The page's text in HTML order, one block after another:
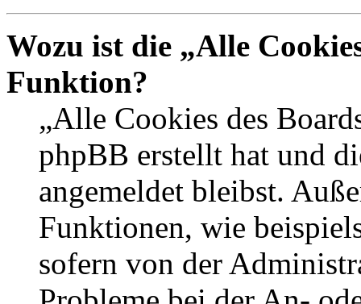
Wozu ist die „Alle
Funktion?
„Alle Cookies des
phpBB erstellt hat und
angemeldet bleibst.
Funktionen, wie
sofern von der